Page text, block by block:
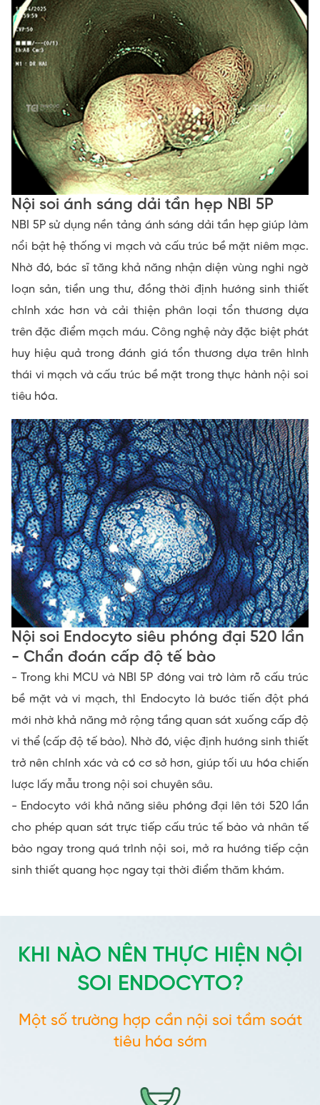
Nội soi ánh sáng dải tần hẹp NBI 5P
NBI 5P sử dụng nền tảng ánh sáng dải tần hẹp giúp làm
nổi bật hệ thống vi mạch và cấu trúc bề mặt niêm mạc.
Nhờ đó, bác sĩ tăng khả năng nhận diện vùng nghi ngờ
loạn sản, tiền ung thư, đồng thời định hướng sinh thiết
chính xác hơn và cải thiện phân loại tổn thương dựa
trên đặc điểm mạch máu. Công nghệ này đặc biệt phát
huy hiệu quả trong đánh giá tổn thương dựa trên hình
thái vi mạch và cấu trúc bề mặt trong thực hành nội soi
tiêu hóa.
Nội soi Endocyto siêu phóng đại 520 lần
- Chẩn đoán cấp độ tế bào
- Trong khi MCU và NBI 5P đóng vai trò làm rõ cấu trúc
bề mặt và vi mạch, thì Endocyto là bước tiến đột phá
mới nhờ khả năng mở rộng tầng quan sát xuống cấp độ
vi thể (cấp độ tế bào). Nhờ đó, việc định hướng sinh thiết
trở nên chính xác và có cơ sở hơn, giúp tối ưu hóa chiến
lược lấy mẫu trong nội soi chuyên sâu.
- Endocyto với khả năng siêu phóng đại lên tới 520 lần
cho phép quan sát trực tiếp cấu trúc tế bào và nhân tế
bào ngay trong quá trình nội soi, mở ra hướng tiếp cận
sinh thiết quang học ngay tại thời điểm thăm khám.
KHI NÀO NÊN THỰC HIỆN NỘI
SOI ENDOCYTO?
Một số trường hợp cần nội soi tầm soát
tiêu hóa sớm